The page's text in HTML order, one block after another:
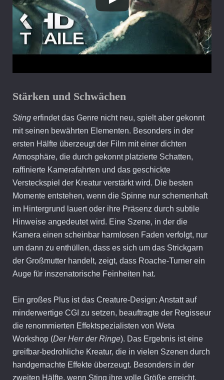
Stärken und Schwächen
Stingerfindet das Genre nicht neu, spielt aber gekonnt
mit seinen bewährten Elementen. Besonders in der
ersten Hälfte überzeugt der Film mit einer dichten
Atmosphäre, die durch gekonnt platzierte Schatten,
raffinierte Kamerafahrten und das geschickte
Versteckspiel der Kreatur verstärkt wird. Die besten
Momente entstehen, wenn die Spinne nur schemenhaft
im Hintergrund lauert oder ihre Präsenz durch subtile
Hinweise angedeutet wird. Eine Szene, in der die
Kamera einen scheinbar harmlosen Faden verfolgt, nur
um dann zu enthüllen, dass es sich um das Strickgarn
der Großmutter handelt, zeigt, dass Roache-Turner ein
Auge für inszenatorische Feinheiten hat.
Ein großes Plus ist das Creature-Design: Anstatt auf
minderwertige CGI zu setzen, beauftragte der Regisseur
die renommierten Effektspezialisten von Weta
Workshop (Der Herr der Ringe). Das Ergebnis ist eine
greifbar-bedrohliche Kreatur, die in vielen Szenen durch
handgemachte Effekte überzeugt. Besonders in der
zweiten Hälfte, wenn Sting ihre volle Größe erreicht,